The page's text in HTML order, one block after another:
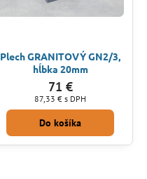
Plech GRANITOVÝ GN2/3,
hĺbka 20mm
71 €
87,33 € s DPH
Do košíka